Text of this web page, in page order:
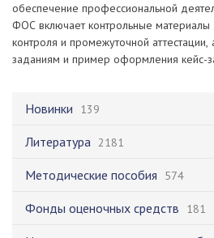
Новинки 139
Литература 2181
Методические пособия 574
Фонды оценочных средств 181
обеспечение профессиональной
ФОС включает контрольные
контроля и промежуточной аттестации,
заданиям и пример оформления кейс-